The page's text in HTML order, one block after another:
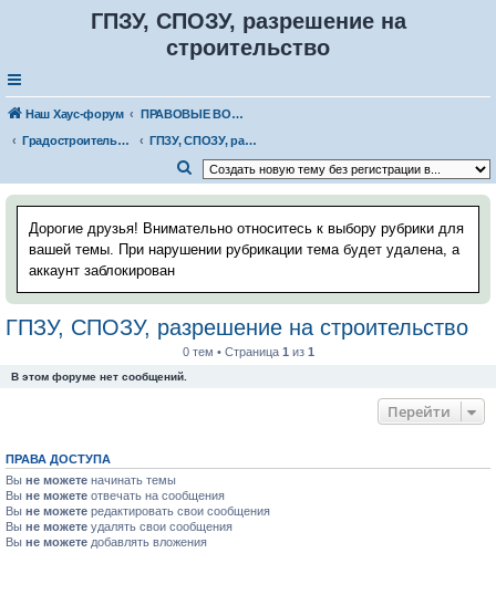
ГПЗУ, СПОЗУ, разрешение на
строительство
Наш Хаус-форум
ПРАВОВЫЕ ВОПРОСЫ
Градостроительные и технические регламенты
ГПЗУ, СПОЗУ, разрешение на строительство
о
с
Дорогие друзья! Внимательно относитесь к выбору рубрики для
вашей темы. При нарушении рубрикации тема будет удалена, а
аккаунт заблокирован
ГПЗУ, СПОЗУ, разрешение на строительство
0 тем • Страница 1 из 1
В этом форуме нет сообщений.
Перейти
ПРАВА ДОСТУПА
Вы не можете начинать темы
Вы не можете отвечать на сообщения
Вы не можете редактировать свои сообщения
Вы не можете удалять свои сообщения
Вы не можете добавлять вложения